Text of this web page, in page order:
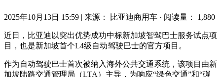
2025年10月13日 15:59 | 来源： 比亚迪商用车 · 阅读量： 1,880
近日，比亚迪以突出优势成功中标新加坡智驾巴士服务试点项
目，也是新加坡首个L4级自动驾驶巴士的官方项目。
作为自动驾驶巴士首次被纳入海外公共交通系统，该项目由新
加坡陆路交通管理局（LTA）主导，为响应“绿色交通”和“碳